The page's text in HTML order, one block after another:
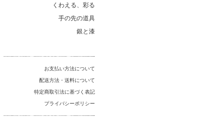
くわえる、彩る
手の先の道具
銀と漆
お支払い方法について
配送方法・送料について
特定商取引法に基づく表記
プライバシーポリシー